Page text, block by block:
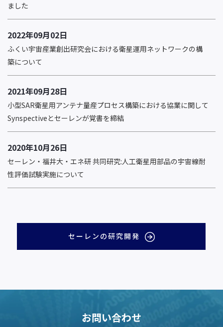
ました
2022年09月02日
ふくい宇宙産業創出研究会における衛星運用ネットワークの構
築について
2021年09月28日
小型SAR衛星用アンテナ量産プロセス構築における協業に関して
Synspectiveとセーレンが覚書を締結
2020年10月26日
セーレン・福井大・エネ研 共同研究:人工衛星用部品の宇宙線耐
性評価試験実施について
セーレンの研究開発
お問い合わせ